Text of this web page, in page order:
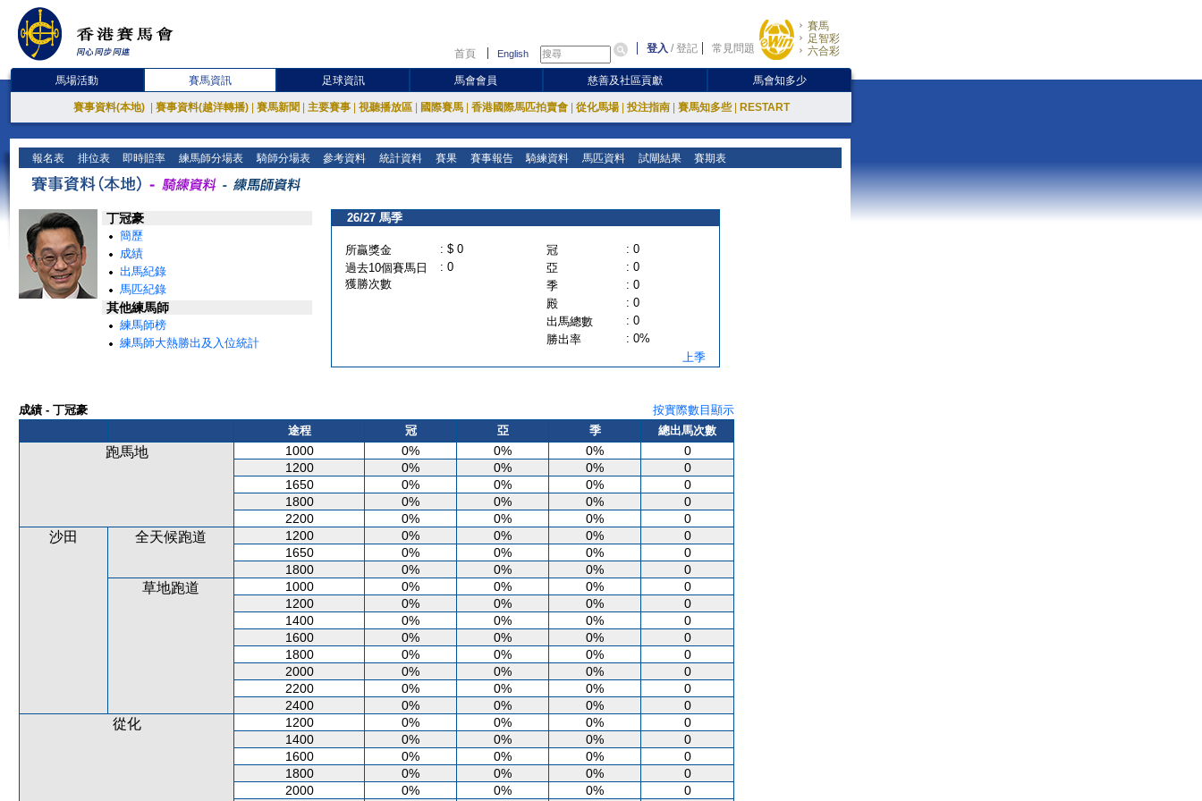
首頁 English 登入 /登記 常見問題
賽馬
足智彩
六合彩
馬場活動 賽馬資訊 足球資訊 馬會會員 慈善及社區貢獻 馬會知多少
賽事資料(本地) 賽事資料(越洋轉播) 賽馬新聞 主要賽事 視聽播放區 國際賽馬 香港國際馬匹拍賣會 從化馬場 投注指南 賽馬知多些 RESTART
報名表 排位表 即時賠率 練馬師分場表 騎師分場表 參考資料 統計資料 賽果 賽事報告 騎練資料 馬匹資料 試閘結果 賽期表
丁冠豪
簡歷
成績
出馬紀錄
馬匹紀錄
其他練馬師
練馬師榜
練馬師大熱勝出及入位統計
26/27 馬季
所贏獎金 : $ 0 冠
: 0
過去10個賽馬日
獲勝次數
: 0 亞
: 0
季
: 0
殿
: 0
出馬總數
: 0
勝出率
: 0%
上季
成績 - 丁冠豪
按實際數目顯示
途程
冠 亞 季 總出馬次數
跑馬地 1000 0% 0% 0%
0
1200
0% 0% 0%
0
1650
0% 0% 0%
0
1800
0% 0% 0%
0
2200
0% 0% 0% 0
沙田 全天候跑道 1200 0% 0% 0%
0
1650
0% 0% 0%
0
1800
0% 0% 0% 0
草地跑道 1000 0% 0% 0%
0
1200
0% 0% 0%
0
1400
0% 0% 0%
0
1600
0% 0% 0%
0
1800
0% 0% 0%
0
2000
0% 0% 0%
0
2200
0% 0% 0%
0
2400
0% 0% 0% 0
從化 1200 0% 0% 0%
0
1400
0% 0% 0%
0
1600
0% 0% 0%
0
1800
0% 0% 0%
0
2000
0% 0% 0%
0